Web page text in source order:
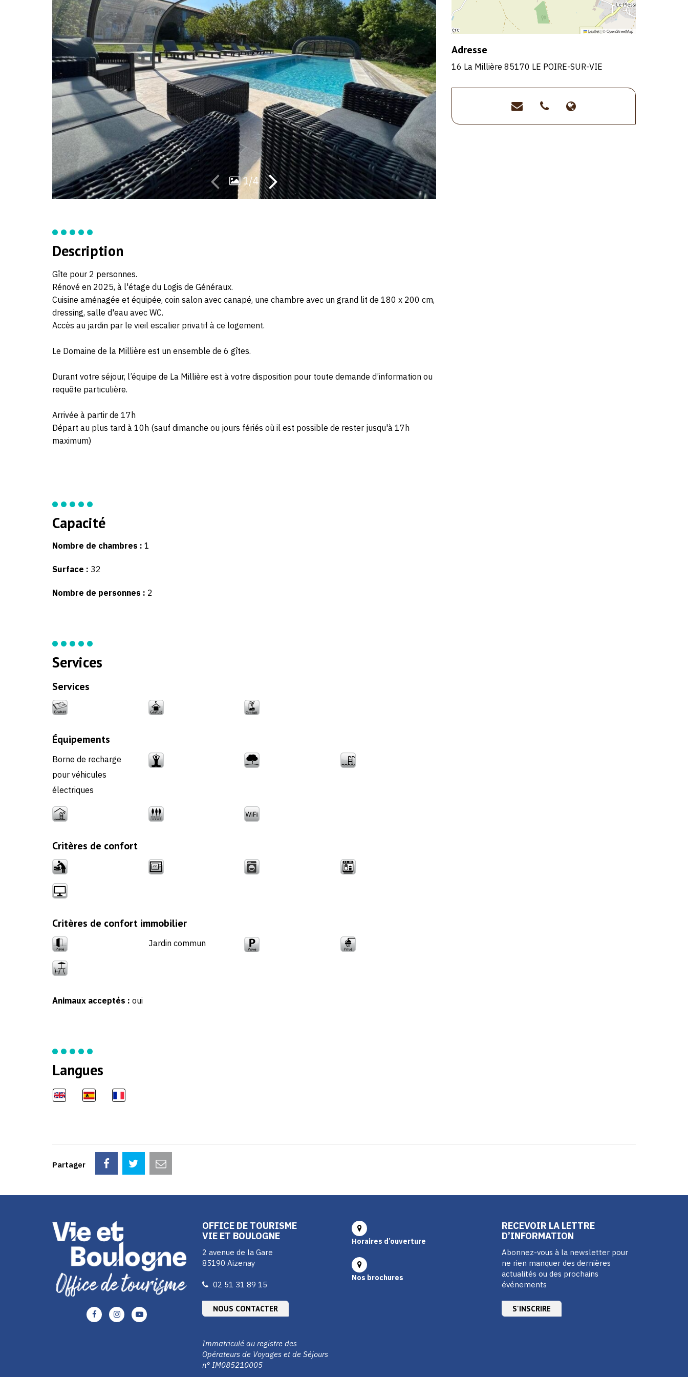
Leaflet|©OpenStreetMap
Adresse
16 La Millière 85170 LE POIRE-SUR-VIE
contact@lamilliere.com
>06
76
>https://
1/4
Description
Gîte pour 2 personnes.
Rénové en 2025, à l'étage du Logis de Généraux.
Cuisine aménagée et équipée, coin salon avec canapé, une chambre avec un grand lit de 180 x 200 cm,
dressing, salle d'eau avec WC.
Accès au jardin par le vieil escalier privatif à ce logement.
Le Domaine de la Millière est un ensemble de 6 gîtes.
Durant votre séjour, l’équipe de La Millière est à votre disposition pour toute demande d’information ou
requête particulière.
Arrivée à partir de 17h
Départ au plus tard à 10h (sauf dimanche ou jours fériés où il est possible de rester jusqu'à 17h
maximum)
Capacité
Nombre de chambres : 1
Surface : 32
Nombre de personnes : 2
Services
Services
Équipements
Borne de recharge
pour véhicules
électriques
Critères de confort
Critères de confort immobilier
Jardin commun
Animaux acceptés : oui
Langues
Partager
Lien
vers
Lien
vers
Lien
vers
OFFICE DE TOURISME
VIE ET BOULOGNE
2 avenue de la Gare
85190 Aizenay
02 51 31 89 15
NOUS CONTACTER
Immatriculé au registre des
Opérateurs de Voyages et de Séjours
n° IM085210005
Horaires d’ouverture
Nos brochures
RECEVOIR LA LETTRE
D’INFORMATION
Abonnez-vous à la newsletter pour
ne rien manquer des dernières
actualités ou des prochains
événements
S'INSCRIRE